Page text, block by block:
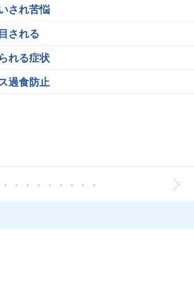
され苦悩
される
れる症状
過食防止